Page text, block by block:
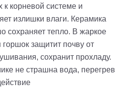
к корневой системе и
излишки влаги. Керамика
сохраняет тепло. В жаркое
горшок защитит почву от
сохранит прохладу.
не страшна вода, перегрев